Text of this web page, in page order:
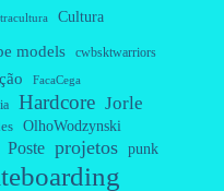
Cultura
models cwbsktwarriors
FacaCega
Hardcore Jorle
OlhoWodzynski
Poste projetos punk